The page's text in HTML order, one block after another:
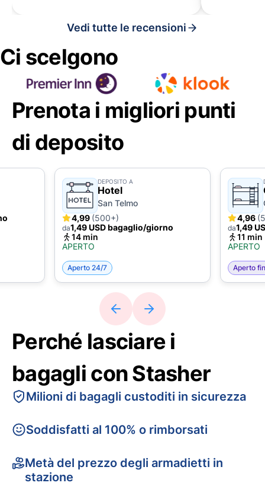
Vedi tutte le recensioni
Ci scelgono
Prenota i migliori punti
di deposito
DEPOSITO A
Hotel
San Telmo
4,99 (500+)
da1,49 USD bagaglio/giorno
14 min
APERTO
Aperto 24/7
4,96
da1,49
11 min
APERTO
Aperto
Perché lasciare i
bagagli con Stasher
Milioni di bagagli custoditi in sicurezza
Soddisfatti al 100% o rimborsati
Metà del prezzo degli armadietti in
stazione